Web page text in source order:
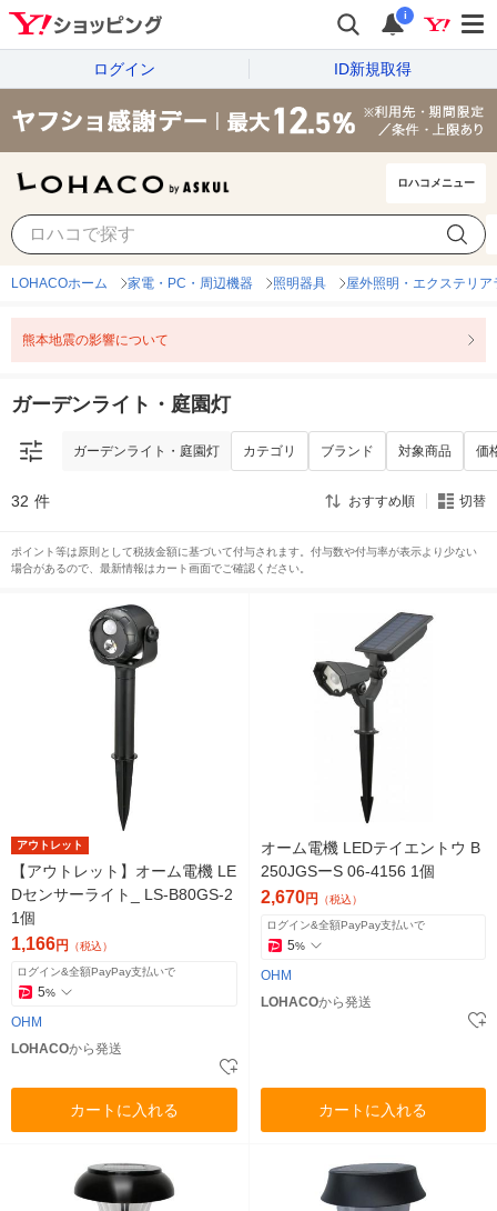
i
ログイン ID新規取得
ロハコメニュー
ガーデンライト・庭園灯 価
LOHACOホーム 家電・PC・周辺機器 照明器具 屋外照明・エクステリア
熊本地震の影響について
ガーデンライト・庭園灯
ガーデンライト・庭園灯 カテゴリ ブランド 対象商品 価
32 件 おすすめ順 切替
ポイント等は原則として税抜金額に基づいて付与されます。付与数や付与率が表示より少ない
場合があるので、最新情報はカート画面でご確認ください。
アウトレット
【アウトレット】オーム電機 LE
Dセンサーライト_ LS-B80GS-2
1個
1,166円 （税込）
ログイン&全額PayPay支払いで
5%
OHM
LOHACOから発送
カートに入れる
オーム電機 LEDテイエントウ B
250JGSーS 06-4156 1個
2,670円 （税込）
ログイン&全額PayPay支払いで
5%
OHM
LOHACOから発送
カートに入れる